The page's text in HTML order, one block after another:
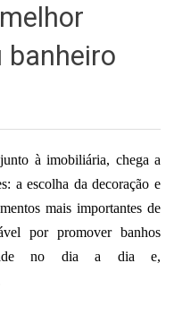
banheiro
à imobiliária, chega a
a escolha da decoração e
mais importantes de
por promover banhos
no dia a dia e,